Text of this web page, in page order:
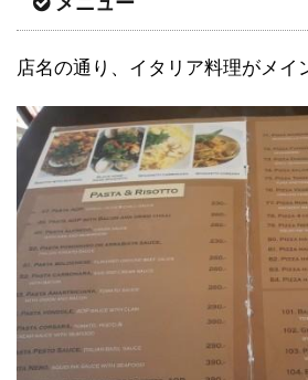
店名の通り、イタリア料理がメイ